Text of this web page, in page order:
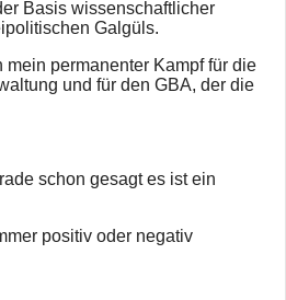
Basis wissenschaftlicher
Galgüls.
permanenter Kampf für die
und für den GBA, der die
schon gesagt es ist ein
positiv oder negativ